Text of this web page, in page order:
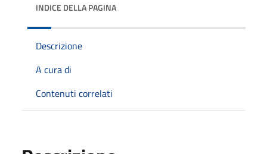
INDICE DELLA PAGINA
Descrizione
A cura di
Contenuti correlati